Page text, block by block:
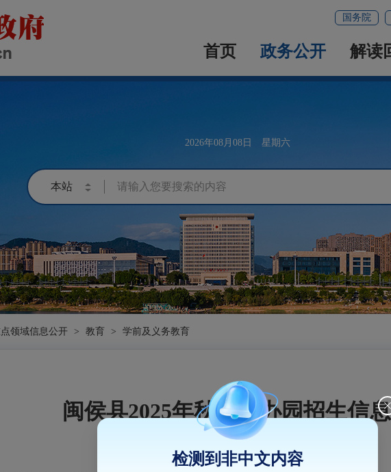
国务院
首页 政务公开 解读
2026年08月08日 星期六
领域信息公开 > 教育 > 学前及义务教育
闽侯县2025年秋季民办园招生信
检测到非中文内容